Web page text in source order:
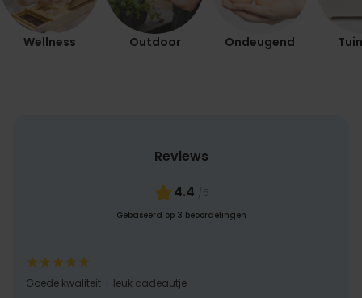
Wellness Outdoor Ondeugend
Reviews
4.4 /5
Gebaseerd op 3 beoordelingen
Goede kwaliteit + leuk cadeautje